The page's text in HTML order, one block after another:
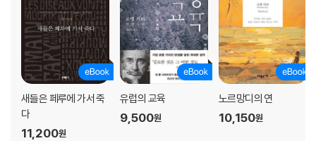
새들은 페루에 가서 죽
다
11,200원
유럽의 교육
9,500원
노르망디의 연
10,150원